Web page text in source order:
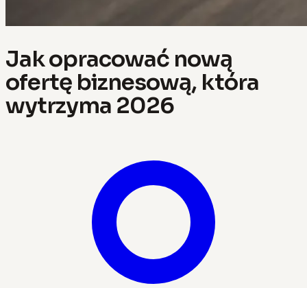
Jak opracować nową
ofertę biznesową, która
wytrzyma 2026